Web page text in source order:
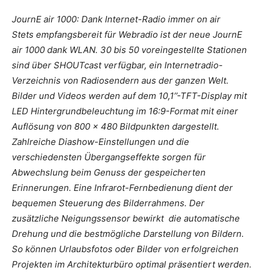
JournE air 1000: Dank Internet-Radio immer on air
Stets empfangsbereit für Webradio ist der neue JournE
air 1000 dank WLAN. 30 bis 50 voreingestellte Stationen
sind über SHOUTcast verfügbar, ein Internetradio-
Verzeichnis von Radiosendern aus der ganzen Welt.
Bilder und Videos werden auf dem 10,1’’-TFT-Display mit
LED Hintergrundbeleuchtung im 16:9-Format mit einer
Auflösung von 800 x 480 Bildpunkten dargestellt.
Zahlreiche Diashow-Einstellungen und die
verschiedensten Übergangseffekte sorgen für
Abwechslung beim Genuss der gespeicherten
Erinnerungen. Eine Infrarot-Fernbedienung dient der
bequemen Steuerung des Bilderrahmens. Der
zusätzliche Neigungssensor bewirkt die automatische
Drehung und die bestmögliche Darstellung von Bildern.
So können Urlaubsfotos oder Bilder von erfolgreichen
Projekten im Architekturbüro optimal präsentiert werden.